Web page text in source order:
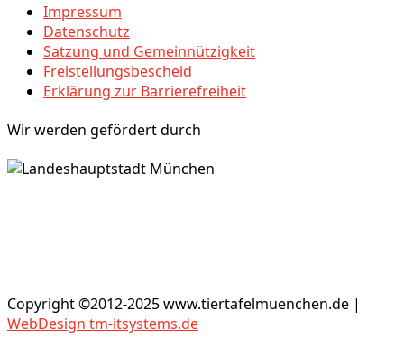
Impressum
Datenschutz
Satzung und Gemeinnützigkeit
Freistellungsbescheid
Erklärung zur Barrierefreiheit
Wir werden gefördert durch
Copyright ©2012-2025 www.tiertafelmuenchen.de |
WebDesign tm-itsystems.de